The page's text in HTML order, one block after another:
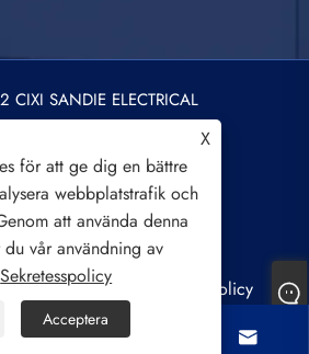
SANDIE ELECTRICAL
Tvättmaskin, centrifug,
rättigheter reserverade.
RSS XML Sekretesspolicy
 
X
för att ge dig en bättre
webbplatstrafik och
att använda denna
vår användning av
Sekretesspolicy
Acceptera